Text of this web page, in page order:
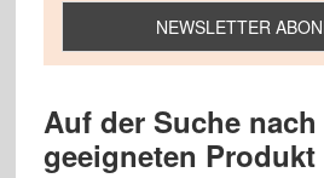
Auf der Suche nach
geeigneten Produkt